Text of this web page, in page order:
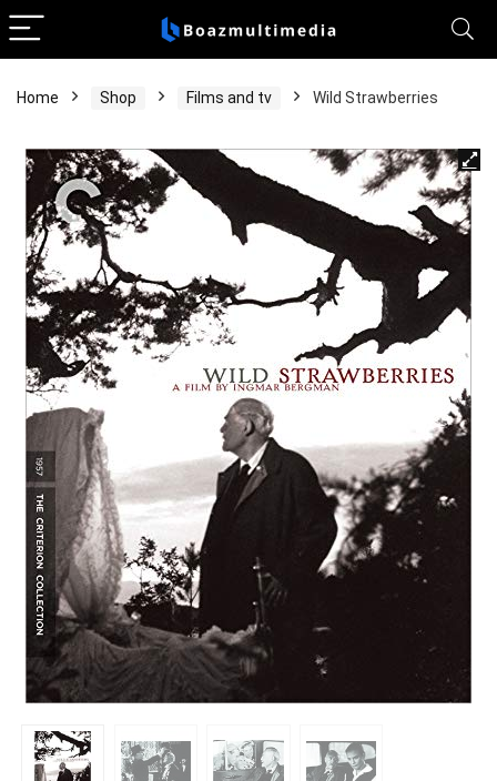
Home Shop Films and tv Wild Strawberries